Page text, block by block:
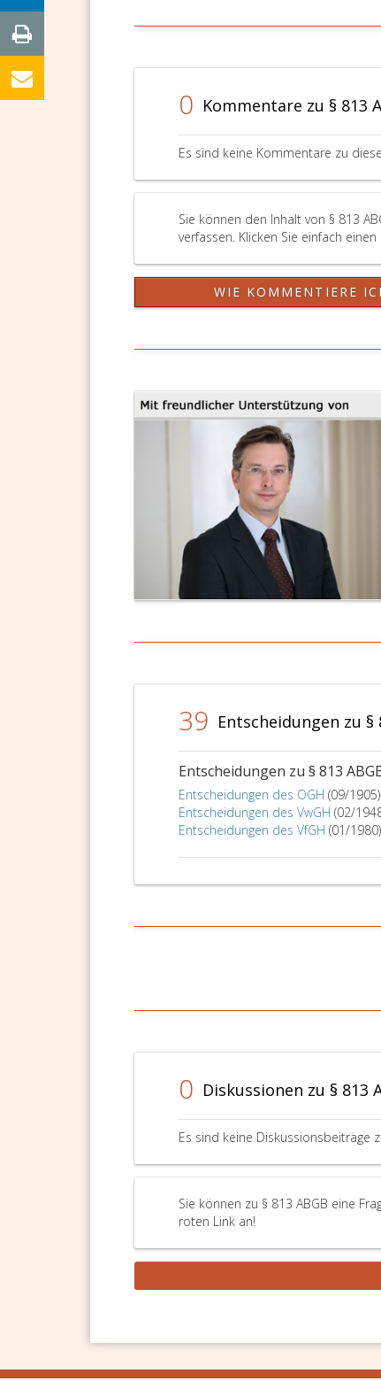
0 Kommentare zu § 813
Es sind keine Kommentare zu
Sie können den Inhalt von § 813
verfassen. Klicken Sie einfach
WIE KOMMENTIERE
39 Entscheidungen zu §
Entscheidungen zu § 813
Entscheidungen des OGH (09/1905)
Entscheidungen des VwGH (02/
Entscheidungen des VfGH (01/1980)
0 Diskussionen zu § 813
Es sind keine Diskussionsbeiträge
Sie können zu § 813 ABGB eine
roten Link an!